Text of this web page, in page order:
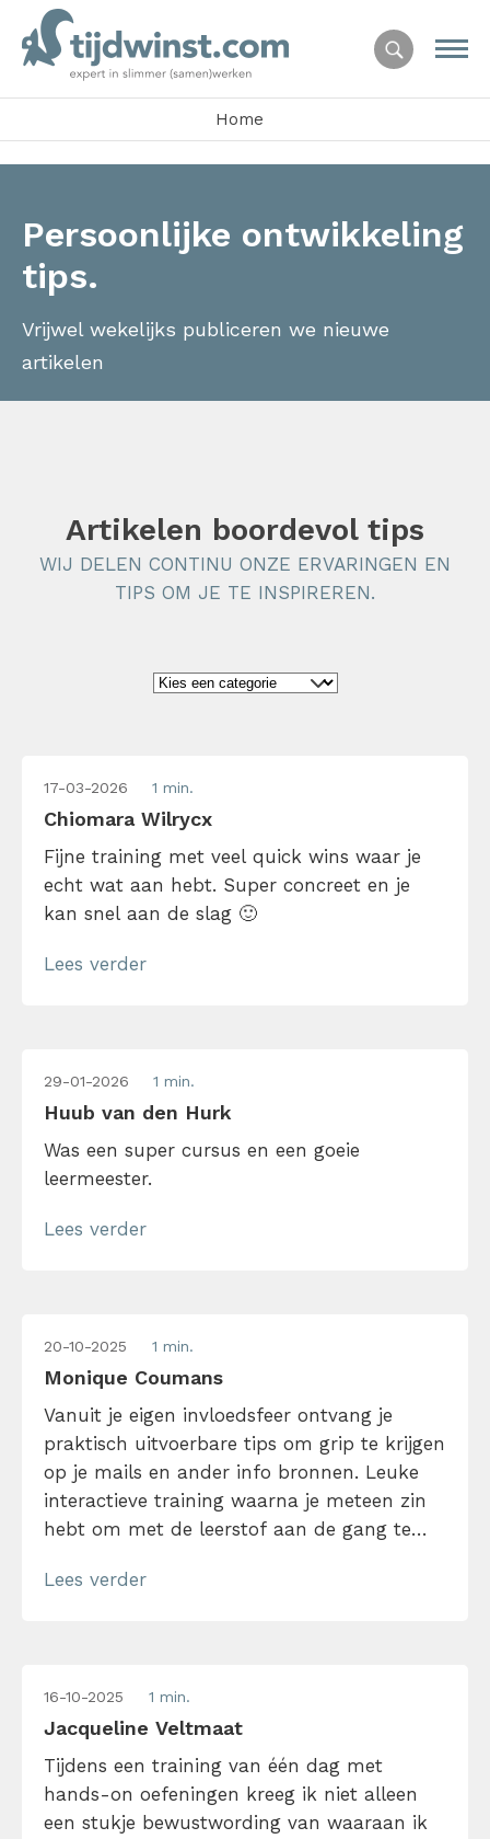
Home
Persoonlijke ontwikkeling
tips.
Vrijwel wekelijks publiceren we nieuwe
artikelen
Artikelen boordevol tips
WIJ DELEN CONTINU ONZE ERVARINGEN EN
TIPS OM JE TE INSPIREREN.
17-03-2026 1 min.
Chiomara Wilrycx
Fijne training met veel quick wins waar je
echt wat aan hebt. Super concreet en je
kan snel aan de slag 🙂
Lees verder
29-01-2026 1 min.
Huub van den Hurk
Was een super cursus en een goeie
leermeester.
Lees verder
20-10-2025 1 min.
Monique Coumans
Vanuit je eigen invloedsfeer ontvang je
praktisch uitvoerbare tips om grip te krijgen
op je mails en ander info bronnen. Leuke
interactieve training waarna je meteen zin
hebt om met de leerstof aan de gang te
Lees verder
16-10-2025 1 min.
Jacqueline Veltmaat
Tijdens een training van één dag met
hands-on oefeningen kreeg ik niet alleen
een stukje bewustwording van waaraan ik